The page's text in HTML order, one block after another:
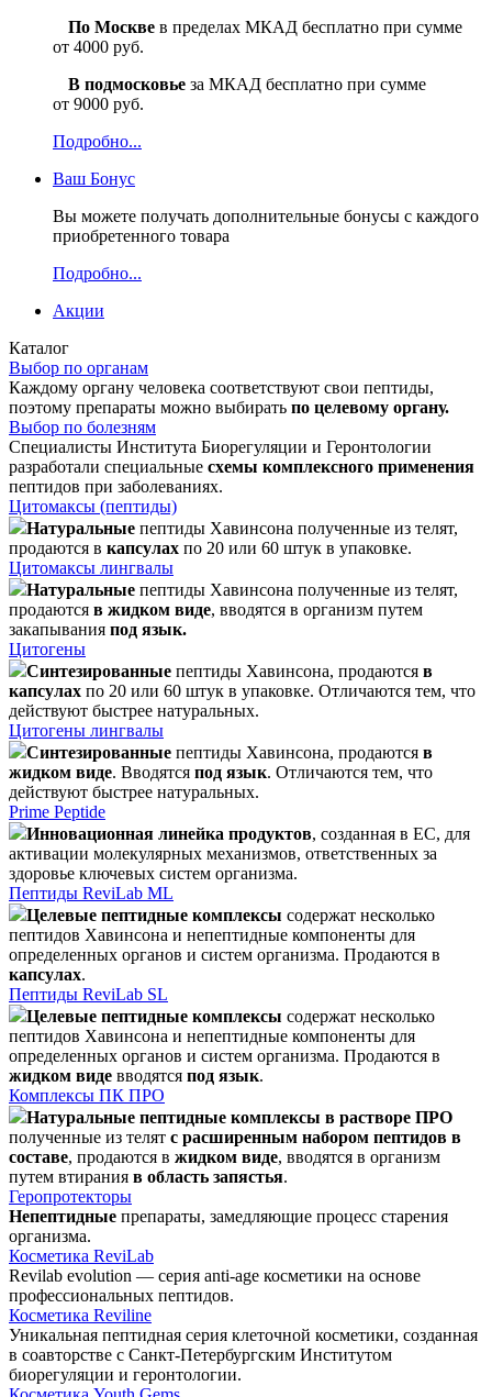
По Москве в пределах МКАД бесплатно при сумме
от 4000 руб.
В подмосковье за МКАД бесплатно при сумме
от 9000 руб.
Подробно...
Ваш Бонус
Вы можете получать дополнительные бонусы с каждого
приобретенного товара
Подробно...
Акции
Каталог
Выбор по органам
Каждому органу человека соответствуют свои пептиды,
поэтому препараты можно выбирать по целевому органу.
Выбор по болезням
Специалисты Института Биорегуляции и Геронтологии
разработали специальные схемы комплексного применения
пептидов при заболеваниях.
Цитомаксы (пептиды)
Натуральные пептиды Хавинсона полученные из телят,
продаются в капсулах по 20 или 60 штук в упаковке.
Цитомаксы лингвалы
Натуральные пептиды Хавинсона полученные из телят,
продаются в жидком виде, вводятся в организм путем
закапывания под язык.
Цитогены
Синтезированные пептиды Хавинсона, продаются в
капсулах по 20 или 60 штук в упаковке. Отличаются тем, что
действуют быстрее натуральных.
Цитогены лингвалы
Синтезированные пептиды Хавинсона, продаются в
жидком виде. Вводятся под язык. Отличаются тем, что
действуют быстрее натуральных.
Prime Peptide
Инновационная линейка продуктов, созданная в ЕС, для
активации молекулярных механизмов, ответственных за
здоровье ключевых систем организма.
Пептиды ReviLab ML
Целевые пептидные комплексы содержат несколько
пептидов Хавинсона и непептидные компоненты для
определенных органов и систем организма. Продаются в
капсулах.
Пептиды ReviLab SL
Целевые пептидные комплексы содержат несколько
пептидов Хавинсона и непептидные компоненты для
определенных органов и систем организма. Продаются в
жидком виде вводятся под язык.
Комплексы ПК ПРО
Натуральные пептидные комплексы в растворе ПРО
полученные из телят с расширенным набором пептидов в
составе, продаются в жидком виде, вводятся в организм
путем втирания в область запястья.
Геропротекторы
Непептидные препараты, замедляющие процесс старения
организма.
Косметика ReviLab
Revilab evolution — серия anti-age косметики на основе
профессиональных пептидов.
Косметика Reviline
Уникальная пептидная серия клеточной косметики, созданная
в соавторстве с Санкт-Петербургским Институтом
биорегуляции и геронтологии.